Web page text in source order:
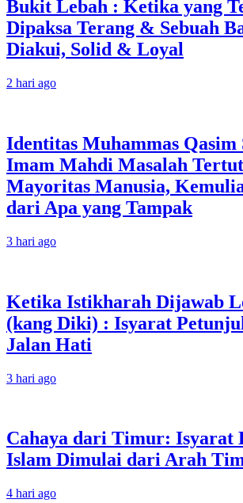
Bukit Lebah : Ketika yang
Dipaksa Terang & Sebuah
Diakui, Solid & Loyal
2 hari ago
Identitas Muhammas Qasim
Imam Mahdi Masalah
Mayoritas Manusia,
dari Apa yang Tampak
3 hari ago
Ketika Istikharah Dijawab
(kang Diki) : Isyarat
Jalan Hati
3 hari ago
Cahaya dari Timur: Isyarat
Islam Dimulai dari Arah
4 hari ago